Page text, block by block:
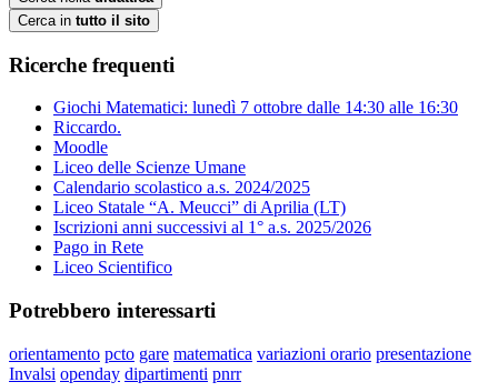
Cerca in tutto il sito
Ricerche frequenti
Giochi Matematici: lunedì 7 ottobre dalle 14:30 alle 16:30
Riccardo.
Moodle
Liceo delle Scienze Umane
Calendario scolastico a.s. 2024/2025
Liceo Statale “A. Meucci” di Aprilia (LT)
Iscrizioni anni successivi al 1° a.s. 2025/2026
Pago in Rete
Liceo Scientifico
Potrebbero interessarti
orientamento pcto gare matematica variazioni orario presentazione
Invalsi openday dipartimenti pnrr